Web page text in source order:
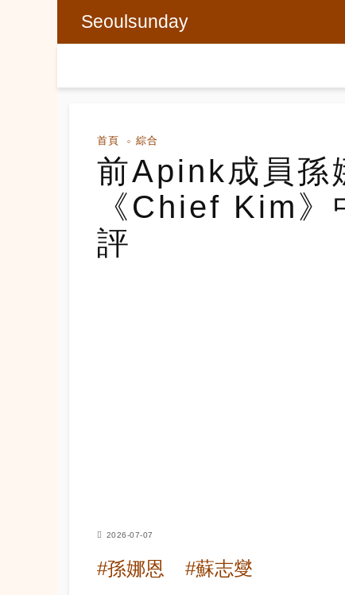
Seoulsunday
首頁 綜合
前Apink成員孫
《Chief Kim》
評
2026-07-07
#孫娜恩 #蘇志燮